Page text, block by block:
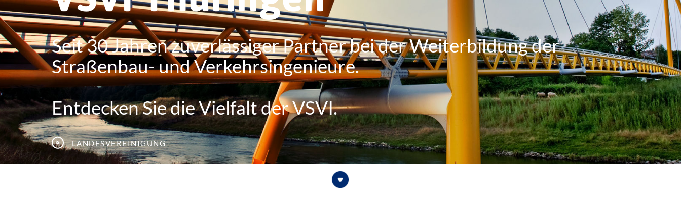
Seit 30 Jahren zuverlässiger Partner bei der Weiterbildung der
Straßenbau- und Verkehrsingenieure.
Entdecken Sie die Vielfalt der VSVI.
Landesvereinigung